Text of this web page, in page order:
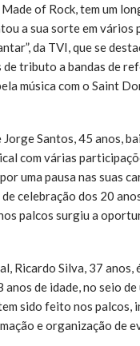
of Rock, tem um
a sua sorte em
da TVI, que se
tributo a bandas de
música com o Saint
Santos, 45 anos,
com várias
uma pausa nas suas
celebração dos 20
palcos surgiu a
Ricardo Silva, 37
de idade, no seio
sido feito nos
e organização de